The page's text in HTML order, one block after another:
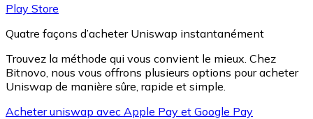
Play Store
Quatre façons d’acheter Uniswap instantanément
Trouvez la méthode qui vous convient le mieux. Chez
Bitnovo, nous vous offrons plusieurs options pour acheter
Uniswap de manière sûre, rapide et simple.
Acheter uniswap avec Apple Pay et Google Pay